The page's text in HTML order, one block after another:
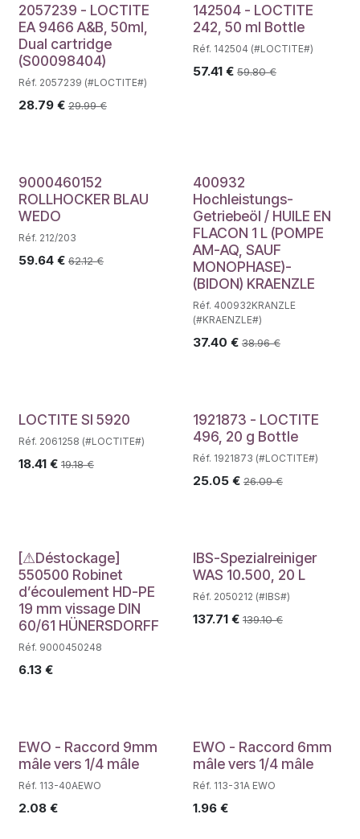
2057239 - LOCTITE
EA 9466 A&B, 50ml,
Dual cartridge
(S00098404)
Réf. 2057239 (#LOCTITE#)
28.79 € 29.99€
142504 - LOCTITE
242, 50 ml Bottle
Réf. 142504 (#LOCTITE#)
57.41€ 59.80€
9000460152
ROLLHOCKER BLAU
WEDO
Réf. 212/203
59.64 € 62.12€
400932
Hochleistungs-
Getriebeöl / HUILE EN
FLACON 1 L (POMPE
AM-AQ, SAUF
MONOPHASE)-
(BIDON) KRAENZLE
Réf. 400932KRANZLE
(#KRAENZLE#)
37.40 € 38.96€
LOCTITE SI 5920
Réf. 2061258 (#LOCTITE#)
18.41 € 19.18€
1921873 - LOCTITE
496, 20 g Bottle
Réf. 1921873 (#LOCTITE#)
25.05€ 26.09€
Déstockage
[⚠Déstockage]
550500 Robinet
d’écoulement HD-PE
19 mm vissage DIN
60/61 HÜNERSDORFF
Réf. 9000450248
6.13 €
IBS-Spezialreiniger
WAS 10.500, 20 L
Réf. 2050212 (#IBS#)
137.71€ 139.10€
EWO - Raccord 9mm
mâle vers 1/4 mâle
Réf. 113-40AEWO
2.08 €
EWO - Raccord 6mm
mâle vers 1/4 mâle
Réf. 113-31A EWO
1.96€